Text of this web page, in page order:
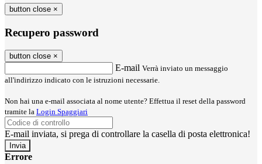
button close ×
Recupero password
button close ×
E-mail Verrà inviato un messaggio
all'indirizzo indicato con le istruzioni necessarie.
Non hai una e-mail associata al nome utente? Effettua il reset della password
tramite la Login Spaggiari
E-mail inviata, si prega di controllare la casella di posta elettronica!
Errore